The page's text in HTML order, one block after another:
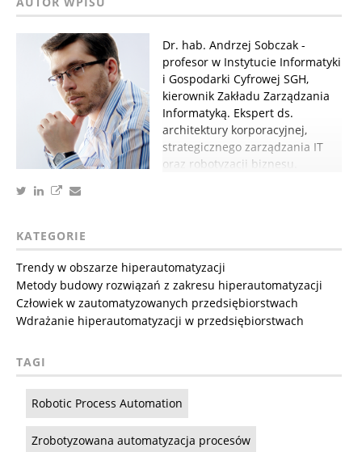
Dr. hab. Andrzej Sobczak -
profesor w Instytucie Informatyki
i Gospodarki Cyfrowej SGH,
kierownik Zakładu Zarządzania
Informatyką. Ekspert ds.
architektury korporacyjnej,
strategicznego zarządzania IT
oraz robotyzacji biznesu.
KATEGORIE
Trendy w obszarze hiperautomatyzacji
Metody budowy rozwiązań z zakresu hiperautomatyzacji
Człowiek w zautomatyzowanych przedsiębiorstwach
Wdrażanie hiperautomatyzacji w przedsiębiorstwach
TAGI
Robotic Process Automation
Zrobotyzowana automatyzacja procesów